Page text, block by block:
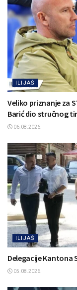
ILIJAŠ
Veliko priznanje za
Barić dio stručnog
06.08.2026.
ILIJAŠ
Delegacije Kantona
05.08.2026.